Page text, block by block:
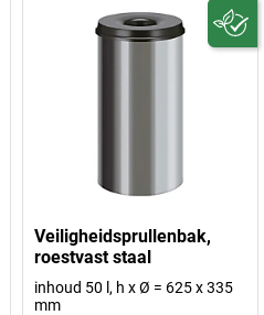
Veiligheidsprullenbak,
roestvast staal
inhoud 50 l, h x Ø = 625 x 335
mm